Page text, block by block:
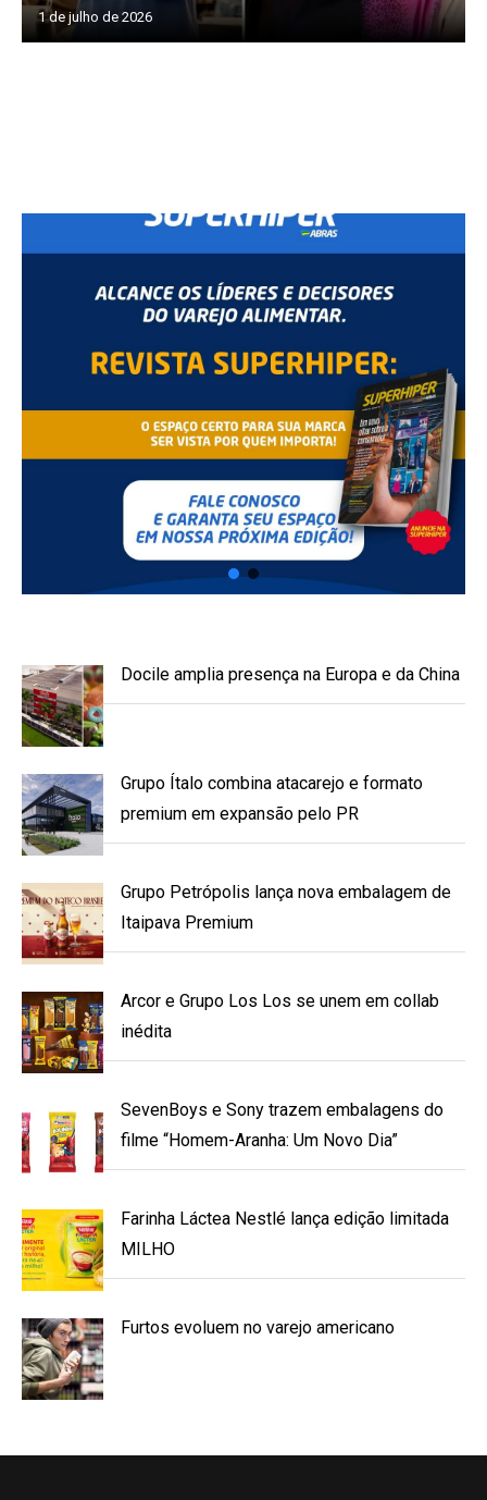
1 de julho de 2026
Docile amplia presença na Europa e da China
Grupo Ítalo combina atacarejo e formato
premium em expansão pelo PR
Grupo Petrópolis lança nova embalagem de
Itaipava Premium
Arcor e Grupo Los Los se unem em collab
inédita
SevenBoys e Sony trazem embalagens do
filme “Homem-Aranha: Um Novo Dia”
Farinha Láctea Nestlé lança edição limitada
MILHO
Furtos evoluem no varejo americano